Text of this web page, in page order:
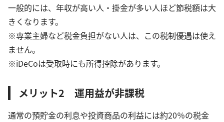
一般的には、年収が高い人・掛金が多い人ほど節税額は大
きくなります。
※専業主婦など税金負担がない人は、この税制優遇は使え
ません。
※iDeCoは受取時にも所得控除があります。
メリット2 運用益が非課税
通常の預貯金の利息や投資商品の利益には約20％の税金